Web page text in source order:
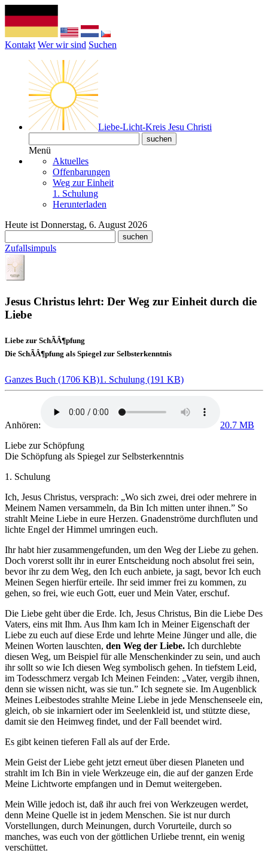
Kontakt Wer wir sind Suchen
Liebe-Licht-Kreis Jesu Christi
Menü
Aktuelles
Offenbarungen
Weg zur Einheit
1. Schulung
Herunterladen
Heute ist Donnerstag, 6. August 2026
Zufallsimpuls
Jesus Christus lehrt: Der Weg zur Einheit durch die
Liebe
Liebe zur SchÃÂ¶pfung
Die SchÃÂ¶pfung als Spiegel zur Selbsterkenntnis
Ganzes Buch (1706 KB)1. Schulung (191 KB)
Anhören:
20.7 MB
Liebe zur Schöpfung
Die Schöpfung als Spiegel zur Selbsterkenntnis
1. Schulung
Ich, Jesus Christus, versprach: „Wo sich zwei, drei oder mehrere in
Meinem Namen versammeln, da Bin Ich mitten unter ihnen.” So
strahlt Meine Liebe in eure Herzen. Gnadenströme durchfluten und
lichte Engel der Himmel umringen euch.
Ihr habt hier zusammengefunden, um den Weg der Liebe zu gehen.
Doch vorerst sollt ihr in eurer Entscheidung noch absolut frei sein,
bevor ihr zu dem Weg, den Ich euch anbiete, ja sagt, bevor Ich euch
Meinen Segen hierfür erteile. Ihr seid immer frei zu kommen, zu
gehen, so frei, wie euch Gott, euer und Mein Vater, erschuf.
Die Liebe geht über die Erde. Ich, Jesus Christus, Bin die Liebe Des
Vaters, eins mit Ihm. Aus Ihm kam Ich in Meiner Eigenschaft der
Liebe zu euch auf diese Erde und lehrte Meine Jünger und alle, die
Meinen Worten lauschten, den Weg der Liebe. Ich durchlebte
diesen Weg, um Beispiel für alle Menschenkinder zu sein, und auch
ihr sollt so wie Ich diesen Weg symbolisch gehen. In tiefstem Leid,
im Todesschmerz vergab Ich Meinen Feinden: „Vater, vergib ihnen,
denn sie wissen nicht, was sie tun.” Ich segnete sie. Im Augenblick
Meines Leibestodes strahlte Meine Liebe in jede Menschenseele ein,
gleich, ob sie inkarniert oder im Seelenkleid ist, und stützte diese,
damit sie den Heimweg findet, und der Fall beendet wird.
Es gibt keinen tieferen Fall als auf der Erde.
Mein Geist der Liebe geht jetzt erneut über diesen Planeten und
strahlt im Ich Bin in viele Werkzeuge ein, die auf der ganzen Erde
Meine Lichtworte empfangen und in Demut weitergeben.
Mein Wille jedoch ist, daß ihr auch frei von Werkzeugen werdet,
denn Meine Quelle ist in jedem Menschen. Sie ist nur durch
Vorstellungen, durch Meinungen, durch Vorurteile, durch so
manches, was euch von der göttlichen Urliebe trennt, ein wenig
verschüttet.